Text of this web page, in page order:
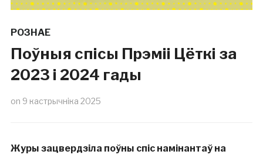
РОЗНАЕ
Поўныя спісы Прэміі Цёткі за
2023 і 2024 гады
on 9 кастрычніка 2025
Журы зацвердзіла поўны спіс намінантаў на